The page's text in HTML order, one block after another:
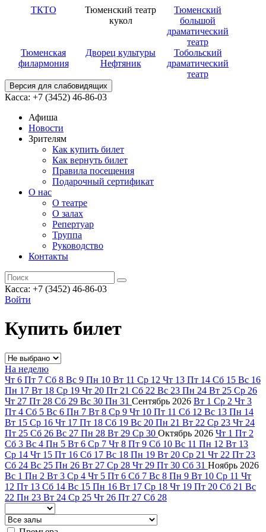
ТКТО
Тюменский театр
кукол
Тюменский
большой
драматический
театр
Тюменская
филармония
Дворец культуры
Нефтяник
Тобольский
драматический
театр
Версия для слабовидящих
Касса: +7 (3452) 46-86-03
Афиша
Новости
Зрителям
Как купить билет
Как вернуть билет
Правила посещения
Подарочный сертификат
О нас
О театре
О залах
Репертуар
Труппа
Руководство
Контакты
Касса: +7 (3452) 46-86-03
Войти
Купить билет
На неделю
Чт 6 Пт 7 Сб 8 Вс 9 Пн 10 Вт 11 Ср 12 Чт 13 Пт 14 Сб 15 Вс 16
Пн 17 Вт 18 Ср 19 Чт 20 Пт 21 Сб 22 Вс 23 Пн 24 Вт 25 Ср 26
Чт 27 Пт 28 Сб 29 Вс 30 Пн 31 Сентябрь 2026 Вт 1 Ср 2 Чт 3
Пт 4 Сб 5 Вс 6 Пн 7 Вт 8 Ср 9 Чт 10 Пт 11 Сб 12 Вс 13 Пн 14
Вт 15 Ср 16 Чт 17 Пт 18 Сб 19 Вс 20 Пн 21 Вт 22 Ср 23 Чт 24
Пт 25 Сб 26 Вс 27 Пн 28 Вт 29 Ср 30 Октябрь 2026 Чт 1 Пт 2
Сб 3 Вс 4 Пн 5 Вт 6 Ср 7 Чт 8 Пт 9 Сб 10 Вс 11 Пн 12 Вт 13
Ср 14 Чт 15 Пт 16 Сб 17 Вс 18 Пн 19 Вт 20 Ср 21 Чт 22 Пт 23
Сб 24 Вс 25 Пн 26 Вт 27 Ср 28 Чт 29 Пт 30 Сб 31 Ноябрь 2026
Вс 1 Пн 2 Вт 3 Ср 4 Чт 5 Пт 6 Сб 7 Вс 8 Пн 9 Вт 10 Ср 11 Чт
12 Пт 13 Сб 14 Вс 15 Пн 16 Вт 17 Ср 18 Чт 19 Пт 20 Сб 21 Вс
22 Пн 23 Вт 24 Ср 25 Чт 26 Пт 27 Сб 28